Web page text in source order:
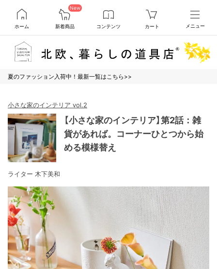
ホーム
New
新着商品 コンテンツ カート メニュー
夏のファッション入荷中！最新一覧はこちら>>
小さな家のインテリア vol.2
【小さな家のインテリア】第2話：雑
貨があれば。コーナーひとつから始
める模様替え
ライター 木下美和